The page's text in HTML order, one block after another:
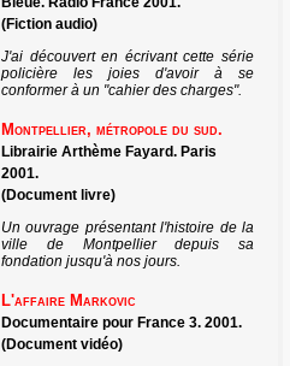
(Fiction audio)
J'ai découvert en écrivant cette série
policière les joies d'avoir à se
conformer à un "cahier des charges".
Montpellier, métropole du sud.
Librairie Arthème Fayard. Paris
2001.
(Document livre)
Un ouvrage présentant l'histoire de la
ville de Montpellier depuis sa
fondation jusqu'à nos jours.
L'affaire Markovic
Documentaire pour France 3. 2001.
(Document vidéo)